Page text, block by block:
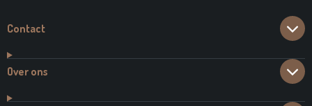
Contact
Over ons